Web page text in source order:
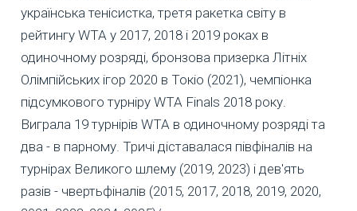
українська тенісистка, третя ракетка світу в
рейтингу WTA у 2017, 2018 і 2019 роках в
одиночному розряді, бронзова призерка Літніх
Олімпійських ігор 2020 в Токіо (2021), чемпіонка
підсумкового турніру WTA Finals 2018 року.
Виграла 19 турнірів WTA в одиночному розряді та
два - в парному. Тричі діставалася півфіналів на
турнірах Великого шлему (2019, 2023) і дев'ять
разів - чвертьфіналів (2015, 2017, 2018, 2019, 2020,